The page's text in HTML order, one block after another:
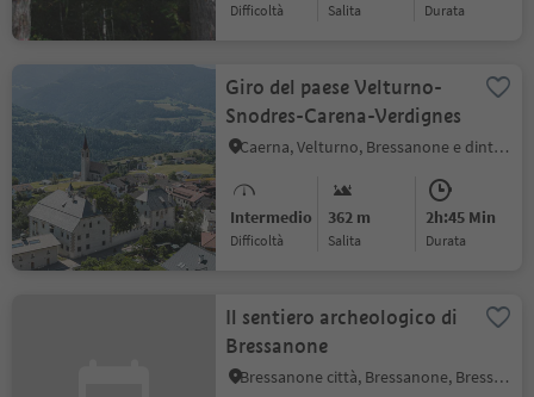
Difficoltà Salita durata
Giro del paese Velturno-
Snodres-Carena-Verdignes
Caerna, Velturno, Bressanone e dintorni
Intermedio
Difficoltà
362 m
Salita
2h:45 Min
durata
Il sentiero archeologico di
Bressanone
Bressanone città, Bressanone, Bressanone e dintorni